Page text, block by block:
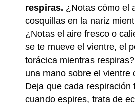
respiras. ¿Notas cómo el
cosquillas en la nariz
¿Notas el aire fresco o
se te mueve el vientre, el
torácica mientras
una mano sobre el vientre
Deja que cada respiración
cuando espires, trata de